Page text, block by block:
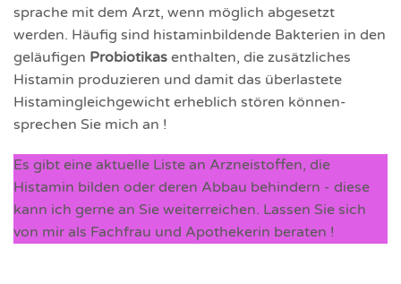
sprache mit dem Arzt, wenn möglich abgesetzt
werden. Häufig sind histaminbildende Bakterien in den
geläufigen Probiotikas enthalten, die zusätzliches
Histamin produzieren und damit das überlastete
Histamingleichgewicht erheblich stören können-
sprechen Sie mich an !
Es gibt eine aktuelle Liste an Arzneistoffen, die
Histamin bilden oder deren Abbau behindern - diese
kann ich gerne an Sie weiterreichen. Lassen Sie sich
von mir als Fachfrau und Apothekerin beraten !